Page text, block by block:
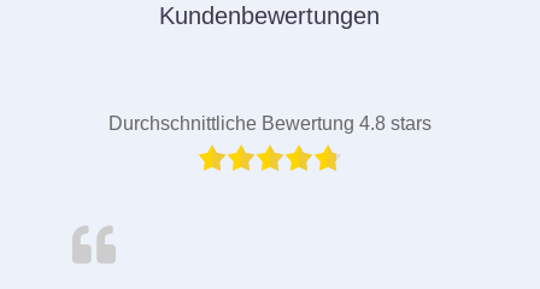
Kundenbewertungen
Durchschnittliche Bewertung 4.8 stars